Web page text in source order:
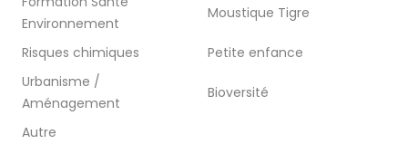
Environnement
Moustique Tigre
Risques chimiques
Petite enfance
Urbanisme /
Aménagement
Bioversité
Autre